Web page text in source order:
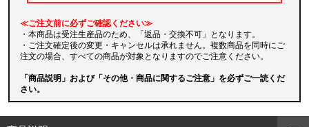
≪ご注文前に必ずご確認ください≫
・本商品は受注生産品のため、「返品・交換不可」となります。
・ご注文確定後の変更・キャンセルは承れません。複数商品を同時にご
注文の場合、すべての商品が対象となりますのでご注意ください。
「商品説明」および「その他・商品に関するご注意」を必ずご一読くだ
さい。